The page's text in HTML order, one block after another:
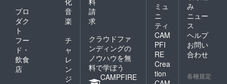
プロ
ダク
ト
音
楽
フー
ド・
飲食
店
チ
ャ
レ
ン
ジ
請
求
クラウドファ
ンディングの
ノウハウを無
料で学ぼう
CAMPFIRE
ミュ
ニ
ティ
CAM
PFI
RE
Crea
tion
み
ニュー
ス
ヘルプ
お問い
合わせ
各種規定